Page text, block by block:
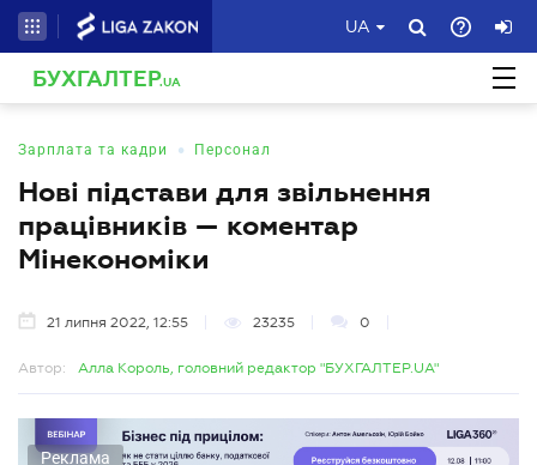
UA
БУХГАЛТЕР.UA
Зарплата та кадри • Персонал
Нові підстави для звільнення
працівників — коментар
Мінекономіки
21 липня 2022, 12:55 23235 0
Автор: Алла Король, головний редактор "БУХГАЛТЕР.UA"
Реклама